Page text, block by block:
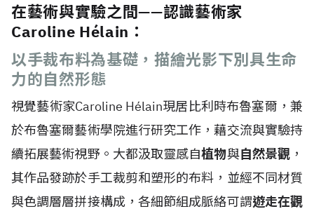
在藝術與實驗之間——認識藝術家
Caroline Hélain：
以手裁布料為基礎，描繪光影下別具生命
力的自然形態
視覺藝術家Caroline Hélain現居比利時布魯塞爾，兼
於布魯塞爾藝術學院進行研究工作，藉交流與實驗持
續拓展藝術視野。大都汲取靈感自植物與自然景觀 ，
其作品發跡於手工裁剪和塑形的布料，並經不同材質
與色調層層拼接構成，各細節組成脈絡可謂遊走在觀